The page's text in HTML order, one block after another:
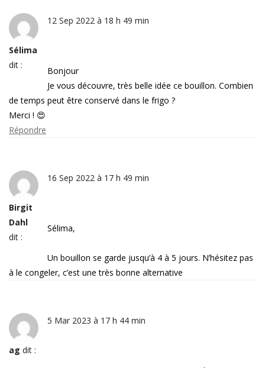
Sélima
dit :
12 Sep 2022 à 18 h 49 min
Bonjour
Je vous découvre, très belle idée ce bouillon. Combien
de temps peut être conservé dans le frigo ?
Merci ! 😍
Répondre
Birgit
Dahl
dit :
16 Sep 2022 à 17 h 49 min
Sélima,
Un bouillon se garde jusqu’à 4 à 5 jours. N’hésitez pas
à le congeler, c’est une très bonne alternative
ag dit :
5 Mar 2023 à 17 h 44 min